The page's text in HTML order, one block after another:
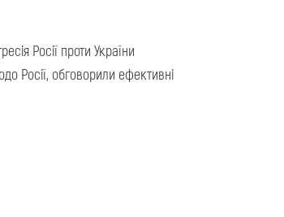
Росії проти України
Росії, обговорили ефективні